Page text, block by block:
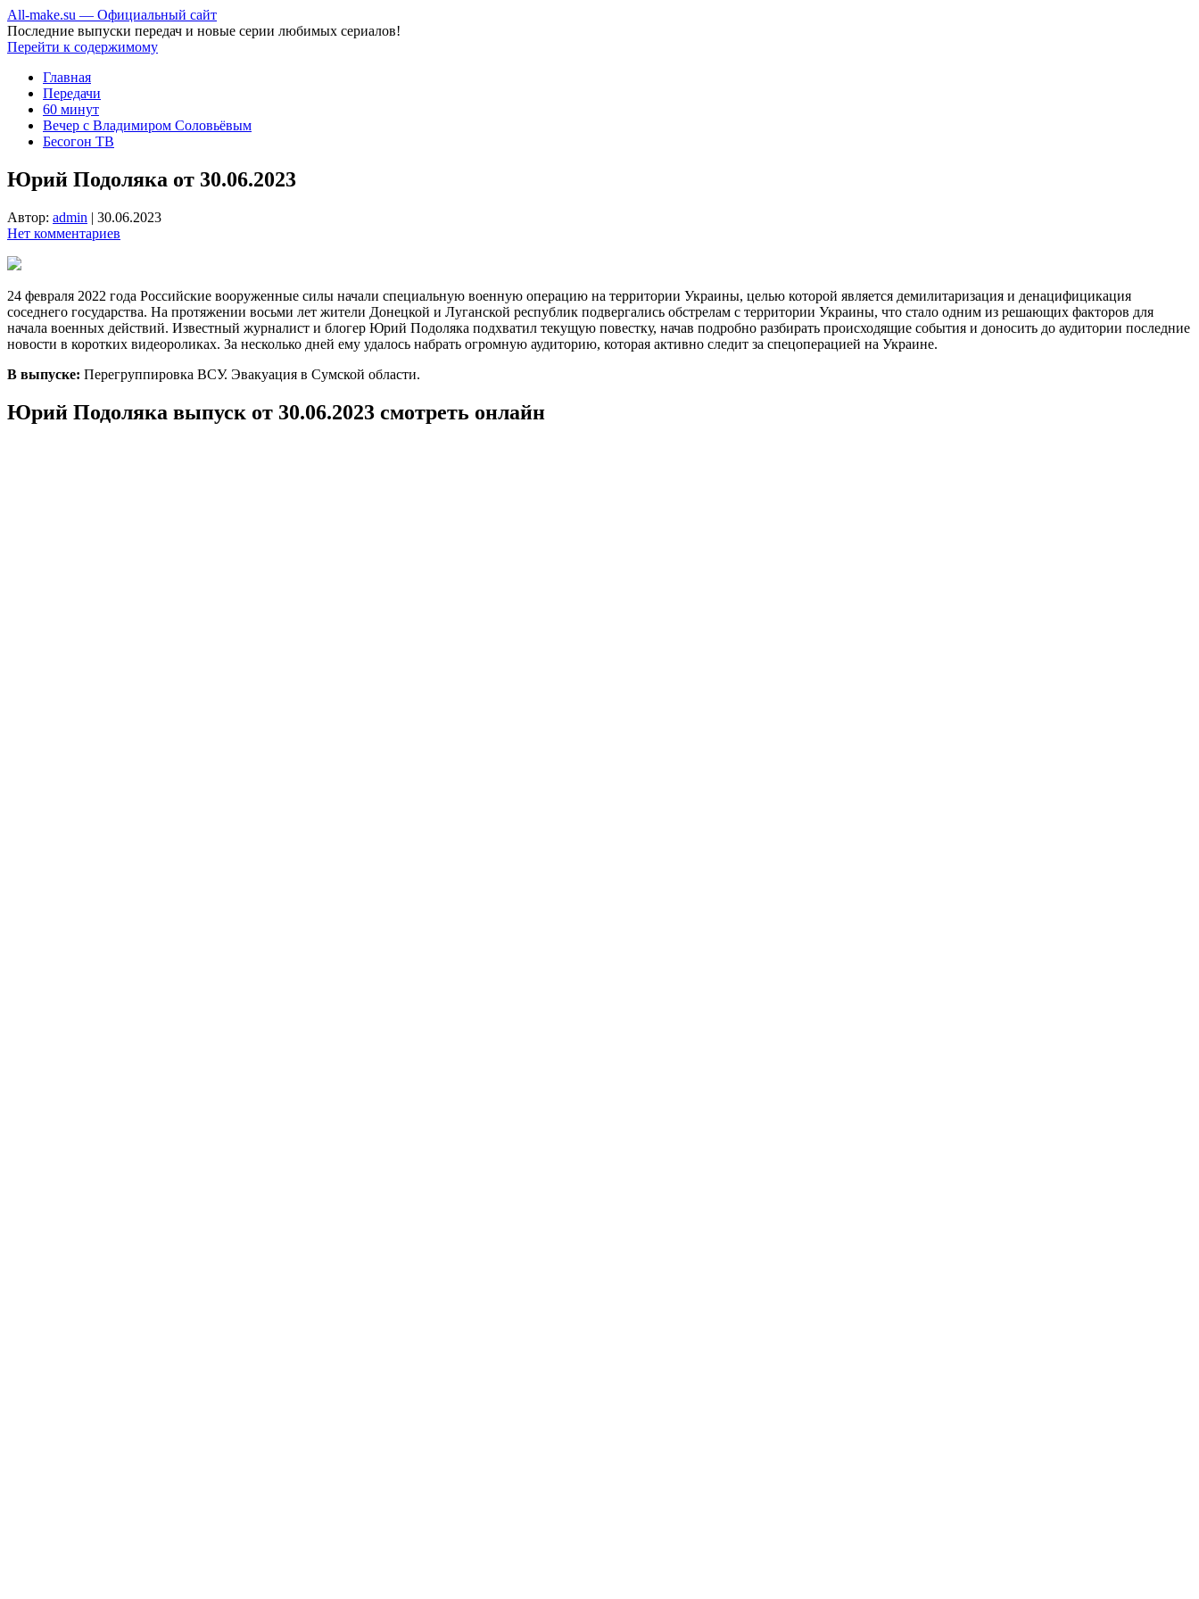
All-make.su — Официальный сайт
Последние выпуски передач и новые серии любимых сериалов!
Перейти к содержимому
Главная
Передачи
60 минут
Вечер с Владимиром Соловьёвым
Бесогон ТВ
Юрий Подоляка от 30.06.2023
Автор: admin | 30.06.2023
Нет комментариев
24 февраля 2022 года Российские вооруженные силы начали специальную военную операцию на территории Украины, целью которой является демилитаризация и денацифицикация
соседнего государства. На протяжении восьми лет жители Донецкой и Луганской республик подвергались обстрелам с территории Украины, что стало одним из решающих факторов для
начала военных действий. Известный журналист и блогер Юрий Подоляка подхватил текущую повестку, начав подробно разбирать происходящие события и доносить до аудитории последние
новости в коротких видеороликах. За несколько дней ему удалось набрать огромную аудиторию, которая активно следит за спецоперацией на Украине.
В выпуске: Перегруппировка ВСУ. Эвакуация в Сумской области.
Юрий Подоляка выпуск от 30.06.2023 смотреть онлайн